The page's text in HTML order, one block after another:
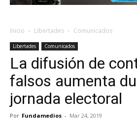
Inicio Libertades Comunicados
Libertades Comunicados
La difusión de
falsos aumenta
jornada electoral
Por Fundamedios - Mar 24, 2019